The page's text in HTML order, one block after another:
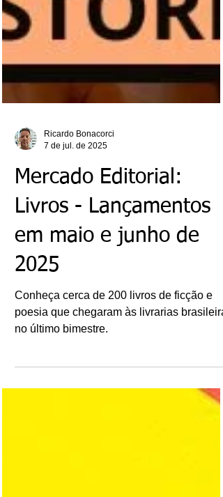
Ricardo Bonacorci
7 de jul. de 2025
Mercado Editorial:
Livros - Lançamentos
em maio e junho de
2025
Conheça cerca de 200 livros de ficção e